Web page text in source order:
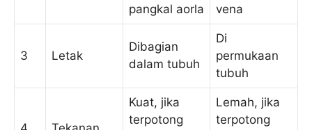
pangkal aorla
vena
3 Letak
Dibagian
dalam tubuh
Di
permukaan
tubuh
Kuat, jika
terpotong
Lemah, jika
terpotong